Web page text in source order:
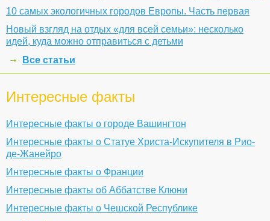
10 самых экологичных городов Европы. Часть первая
Новый взгляд на отдых «для всей семьи»: несколько
идей, куда можно отправиться с детьми
Все статьи
Интересные факты
Интересные факты о городе Вашингтон
Интересные факты о Статуе Христа-Искупителя в Рио-
де-Жанейро
Интересные факты о Франции
Интересные факты об Аббатстве Клюни
Интересные факты о Чешской Республике